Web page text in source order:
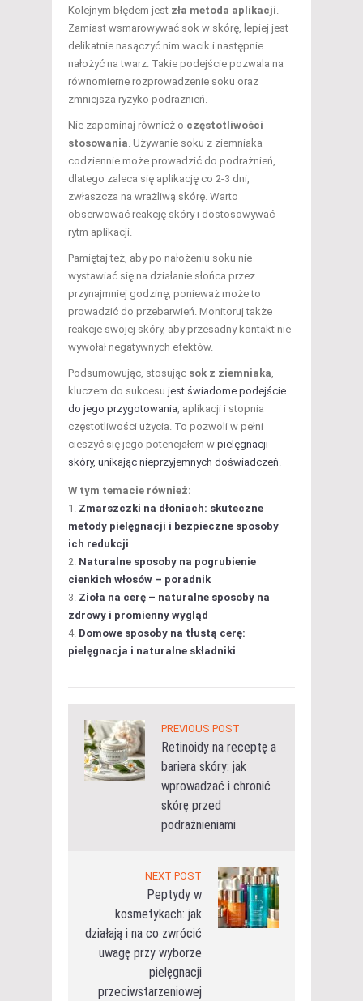
Kolejnym błędem jest zła metoda aplikacji.
Zamiast wsmarowywać sok w skórę, lepiej jest
delikatnie nasączyć nim wacik i następnie
nałożyć na twarz. Takie podejście pozwala na
równomierne rozprowadzenie soku oraz
zmniejsza ryzyko podrażnień.
Nie zapominaj również o częstotliwości
stosowania. Używanie soku z ziemniaka
codziennie może prowadzić do podrażnień,
dlatego zaleca się aplikację co 2-3 dni,
zwłaszcza na wrażliwą skórę. Warto
obserwować reakcję skóry i dostosowywać
rytm aplikacji.
Pamiętaj też, aby po nałożeniu soku nie
wystawiać się na działanie słońca przez
przynajmniej godzinę, ponieważ może to
prowadzić do przebarwień. Monitoruj także
reakcje swojej skóry, aby przesadny kontakt nie
wywołał negatywnych efektów.
Podsumowując, stosując sok z ziemniaka,
kluczem do sukcesu jest świadome podejście
do jego przygotowania, aplikacji i stopnia
częstotliwości użycia. To pozwoli w pełni
cieszyć się jego potencjałem w pielęgnacji
skóry, unikając nieprzyjemnych doświadczeń.
W tym temacie również:
Zmarszczki na dłoniach: skuteczne
metody pielęgnacji i bezpieczne sposoby
ich redukcji
Naturalne sposoby na pogrubienie
cienkich włosów – poradnik
Zioła na cerę – naturalne sposoby na
zdrowy i promienny wygląd
Domowe sposoby na tłustą cerę:
pielęgnacja i naturalne składniki
PREVIOUS POST
Retinoidy na receptę a
bariera skóry: jak
wprowadzać i chronić
skórę przed
podrażnieniami
NEXT POST
Peptydy w
kosmetykach: jak
działają i na co zwrócić
uwagę przy wyborze
pielęgnacji
przeciwstarzeniowej